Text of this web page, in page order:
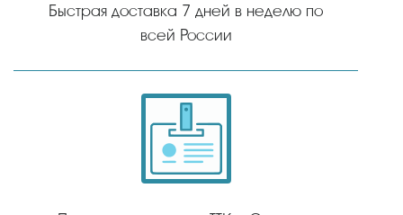
Быстрая доставка 7 дней в неделю по
всей России